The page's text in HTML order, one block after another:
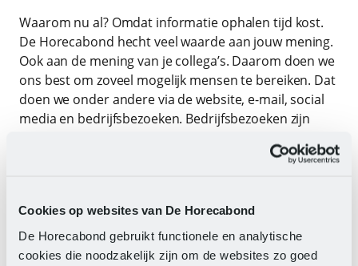
Cookies op websites van De Horecabond
De Horecabond gebruikt functionele en analytische
cookies die noodzakelijk zijn om de websites zo goed
Waarom nu al? Omdat informatie ophalen tijd kost.
De Horecabond hecht veel waarde aan jouw mening.
Ook aan de mening van je collega’s. Daarom doen we
ons best om zoveel mogelijk mensen te bereiken. Dat
doen we onder andere via de website, e-mail, social
media en bedrijfsbezoeken. Bedrijfsbezoeken zijn
werken verspreid en soms ook op plekken waar wij
werkplek. Dan komen we graag langs om te horen
wat jullie belangrijk vinden. En nemen we een
kleinigheidje mee.